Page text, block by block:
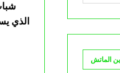
الذي
الماتش